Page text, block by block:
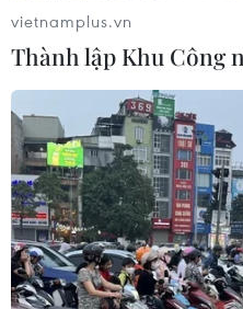
TIN CÙNG CHUYÊN
vietnamplus.vn
Thành lập Khu Công